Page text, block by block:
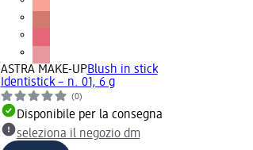
ASTRA MAKE-UPBlush in stick
Identistick – n. 01, 6 g
(0)
Disponibile per la consegna
seleziona il negozio dm